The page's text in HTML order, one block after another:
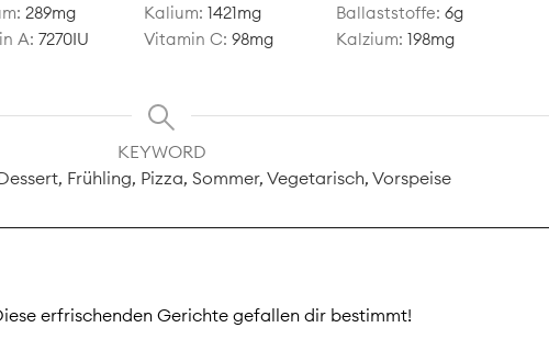
289mg Kalium: 1421mg Ballaststoffe: 6g
A: 7270IU Vitamin C: 98mg Kalzium: 198mg
KEYWORD
Frühling, Pizza, Sommer, Vegetarisch, Vorspeise
erfrischenden Gerichte gefallen dir bestimmt!